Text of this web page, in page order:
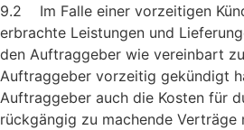
9.2 Im Falle einer vorzeitigen
erbrachte Leistungen und
den Auftraggeber wie vereinbart
Auftraggeber vorzeitig gekündigt
Auftraggeber auch die Kosten für
rückgängig zu machende Verträge